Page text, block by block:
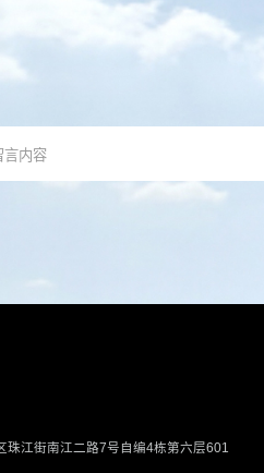
珠江街南江二路7号自编4栋第六层601